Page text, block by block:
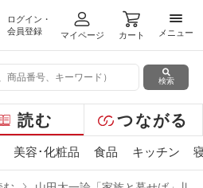
ログイン・
会員登録
マイページ カート
メニ
メニュー
検索
読む つながる
美容･化粧品 食品 キッチン